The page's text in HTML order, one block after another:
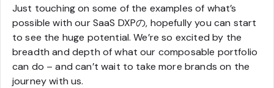
Just touching on some of the examples of what’s
possible with our SaaS DXPの, hopefully you can start
to see the huge potential. We’re so excited by the
breadth and depth of what our composable portfolio
can do – and can’t wait to take more brands on the
journey with us.